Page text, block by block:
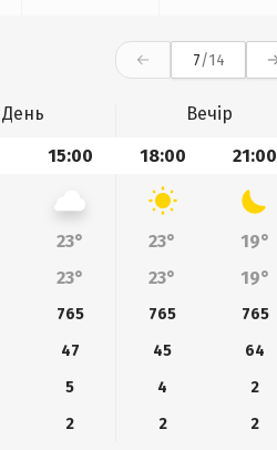
7/14
День
Вечір
15:00 18:00 21:00
23° 23°
19°
23° 23° 19°
765 765
765
47 45
64
5 4
2
2 2 2